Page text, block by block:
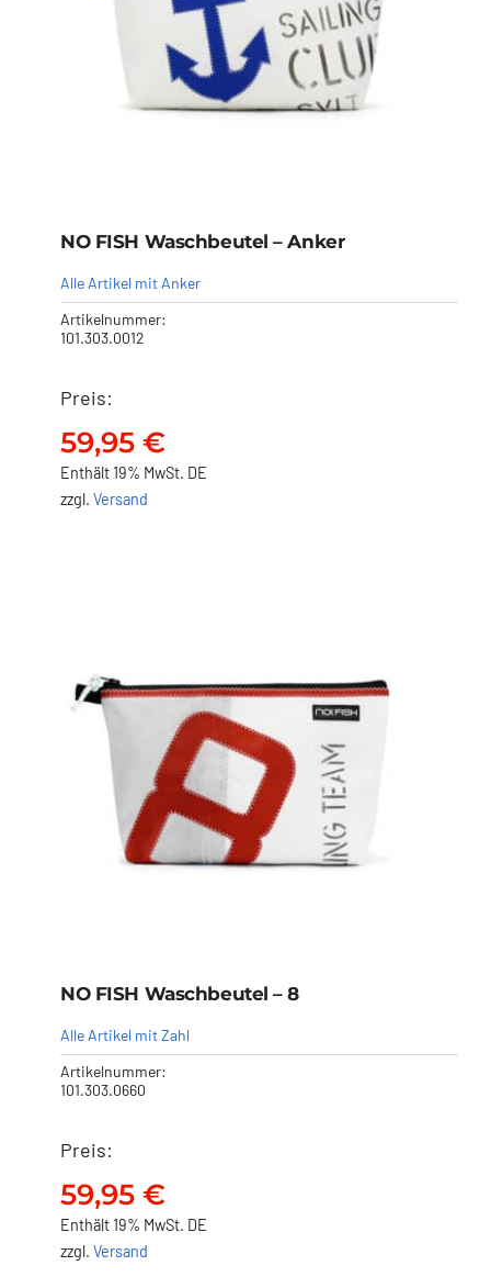
NO FISH Waschbeutel –
59,95
NO FISH Waschbeutel – Anker
Alle Artikel mit Anker
Artikelnummer:
101.303.0012
Preis:
59,95 €
Enthält 19% MwSt. DE
zzgl. Versand
59,95
NO FISH Waschbeutel – 8
Alle Artikel mit Zahl
Artikelnummer:
101.303.0660
Preis:
59,95 €
Enthält 19% MwSt. DE
zzgl. Versand